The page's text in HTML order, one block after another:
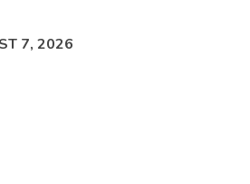
7, 2026